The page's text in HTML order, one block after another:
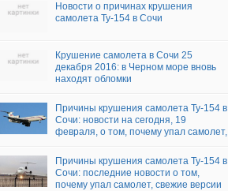
Новости о причинах крушения
самолета Ту-154 в Сочи
Крушение самолета в Сочи 25
декабря 2016: в Черном море вновь
находят обломки
Причины крушения самолета Ту-154 в
Сочи: новости на сегодня, 19
февраля, о том, почему упал самолет,
Причины крушения самолета Ту-154 в
Сочи: последние новости о том,
почему упал самолет, свежие версии